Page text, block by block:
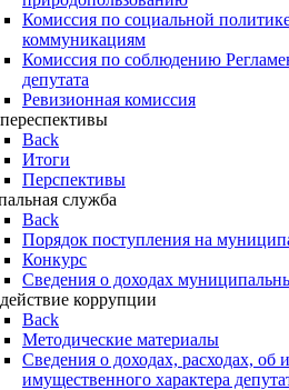
Комиссия по социальной
коммуникациям
Комиссия по соблюдению
депутата
Ревизионная комиссия
Back
Итоги
Перспективы
служба
Back
Порядок поступления на
Конкурс
Сведения о доходах
коррупции
Back
Методические материалы
Сведения о доходах, расходах, об
имущественного характера